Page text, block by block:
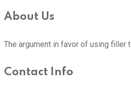
About Us
The argument in favor of using filler
Contact Info